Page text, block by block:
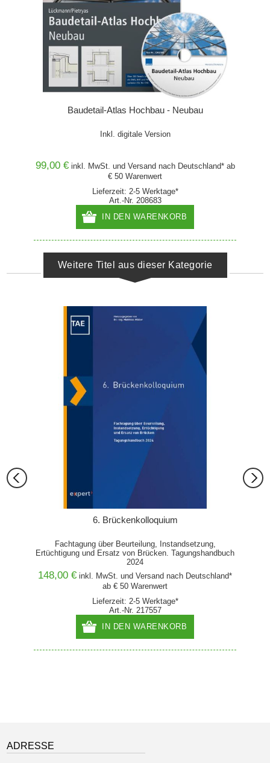
Baudetail-Atlas Hochbau - Neubau
Inkl. digitale Version
99,00 € inkl. MwSt. und Versand nach Deutschland* ab
€ 50 Warenwert
Lieferzeit: 2-5 Werktage*
Art.-Nr. 208683
IN DEN WARENKORB
Weitere Titel aus dieser Kategorie
6. Brückenkolloquium
Fachtagung über Beurteilung, Instandsetzung,
Ertüchtigung und Ersatz von Brücken. Tagungshandbuch
2024
148,00 € inkl. MwSt. undVersand nach Deutschland*
ab € 50 Warenwert
Lieferzeit: 2-5 Werktage*
Art.-Nr. 217557
IN DEN WARENKORB
ADRESSE